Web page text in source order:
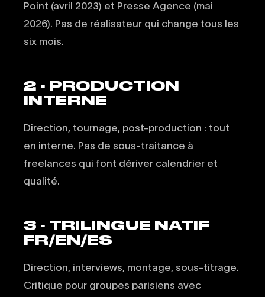
Point (avril 2023) et Presse Agence (mai
2026). Pas de réalisateur qui change tous les
six mois.
2 · PRODUCTION
INTERNE
Direction, tournage, post-production : tout
en interne. Pas de sous-traitance à
freelances qui font dériver calendrier et
qualité.
3 · TRILINGUE NATIF
FR/EN/ES
Direction, interviews, montage, sous-titrage.
Critique pour groupes parisiens avec